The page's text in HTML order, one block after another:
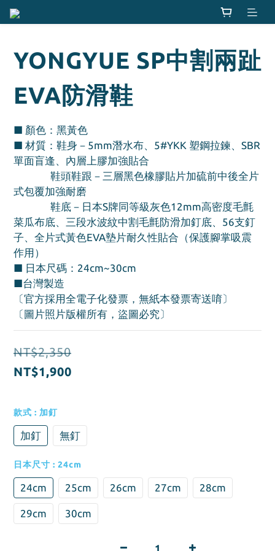
YONGYUE SP中割兩趾
EVA防滑鞋
■ 顏色：黑黃色
■ 材質：鞋身－5mm潛水布、5#YKK 塑鋼拉鍊、SBR
單面盲逢、內層上膠加強貼合
式包覆加強耐磨
菜瓜布底、三段水波紋中割毛氈防滑加釘底、56支釘
子、全片式黃色EVA墊片耐久性貼合（保護腳掌吸震
作用）
■ 日本尺碼：24cm~30cm
■台灣製造
〔官方採用全電子化發票，無紙本發票寄送唷〕
〔圖片照片版權所有，盜圖必究〕
NT$2,350
NT$1,900
款式 : 加釘
加釘 無釘
日本尺寸 : 24cm
24cm 25cm 26cm 27cm 28cm
29cm 30cm